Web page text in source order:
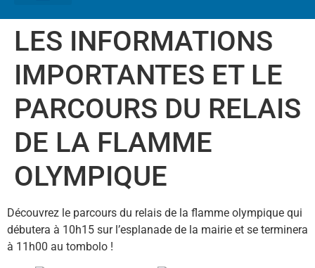
LES INFORMATIONS
IMPORTANTES ET LE
PARCOURS DU RELAIS
DE LA FLAMME
OLYMPIQUE
Découvrez le parcours du relais de la flamme olympique qui
débutera à 10h15 sur l’esplanade de la mairie et se terminera
à 11h00 au tombolo !